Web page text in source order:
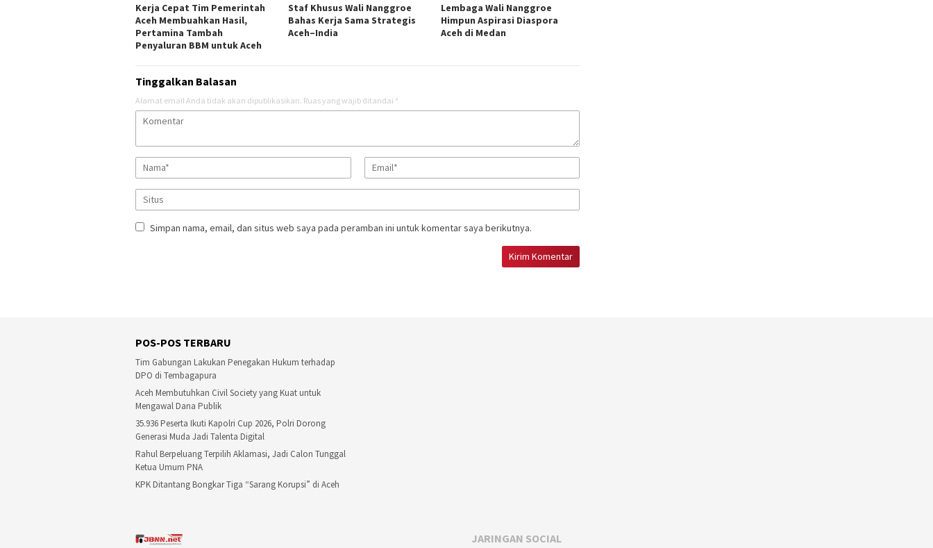
Kerja Cepat Tim Pemerintah
Aceh Membuahkan Hasil,
Pertamina Tambah
Penyaluran BBM untuk Aceh
Staf Khusus Wali Nanggroe
Bahas Kerja Sama Strategis
Aceh–India
Lembaga Wali Nanggroe
Himpun Aspirasi Diaspora
Aceh di Medan
Tinggalkan Balasan
Alamat email Anda tidak akan dipublikasikan. Ruas yang wajib ditandai *
Simpan nama, email, dan situs web saya pada peramban ini untuk komentar saya berikutnya.
POS-POS TERBARU
Tim Gabungan Lakukan Penegakan Hukum terhadap
DPO di Tembagapura
Aceh Membutuhkan Civil Society yang Kuat untuk
Mengawal Dana Publik
35.936 Peserta Ikuti Kapolri Cup 2026, Polri Dorong
Generasi Muda Jadi Talenta Digital
Rahul Berpeluang Terpilih Aklamasi, Jadi Calon Tunggal
Ketua Umum PNA
KPK Ditantang Bongkar Tiga “Sarang Korupsi” di Aceh
JARINGAN SOCIAL